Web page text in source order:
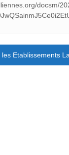
docsm/
Etablissements